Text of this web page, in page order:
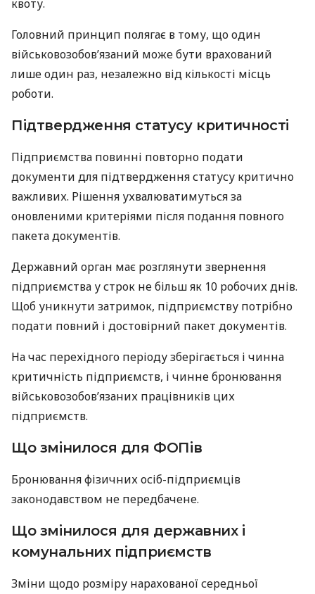
квоту.
Головний принцип полягає в тому, що один
військовозобов’язаний може бути врахований
лише один раз, незалежно від кількості місць
роботи.
Підтвердження статусу критичності
Підприємства повинні повторно подати
документи для підтвердження статусу критично
важливих. Рішення ухвалюватимуться за
оновленими критеріями після подання повного
пакета документів.
Державний орган має розглянути звернення
підприємства у строк не більш як 10 робочих днів.
Щоб уникнути затримок, підприємству потрібно
подати повний і достовірний пакет документів.
На час перехідного періоду зберігається і чинна
критичність підприємств, і чинне бронювання
військовозобов’язаних працівників цих
підприємств.
Що змінилося для ФОПів
Бронювання фізичних осіб-підприємців
законодавством не передбачене.
Що змінилося для державних і
комунальних підприємств
Зміни щодо розміру нарахованої середньої